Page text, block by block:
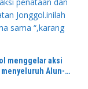
menggelar aksi
Alun-